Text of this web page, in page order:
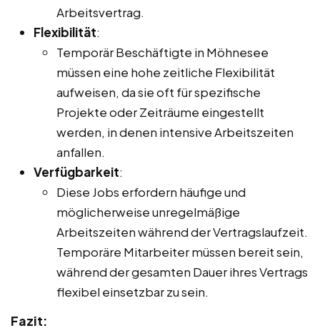
Arbeitsvertrag.
Flexibilität:
Temporär Beschäftigte in Möhnesee
müssen eine hohe zeitliche Flexibilität
aufweisen, da sie oft für spezifische
Projekte oder Zeiträume eingestellt
werden, in denen intensive Arbeitszeiten
anfallen.
Verfügbarkeit:
Diese Jobs erfordern häufige und
möglicherweise unregelmäßige
Arbeitszeiten während der Vertragslaufzeit.
Temporäre Mitarbeiter müssen bereit sein,
während der gesamten Dauer ihres Vertrags
flexibel einsetzbar zu sein.
Fazit: